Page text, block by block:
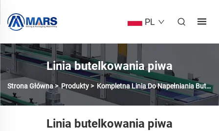
PL
Linia butelkowania piwa
Strona Główna>Produkty > Kompletna Linia Do Napełniania Butelek
Linia butelkowania piwa